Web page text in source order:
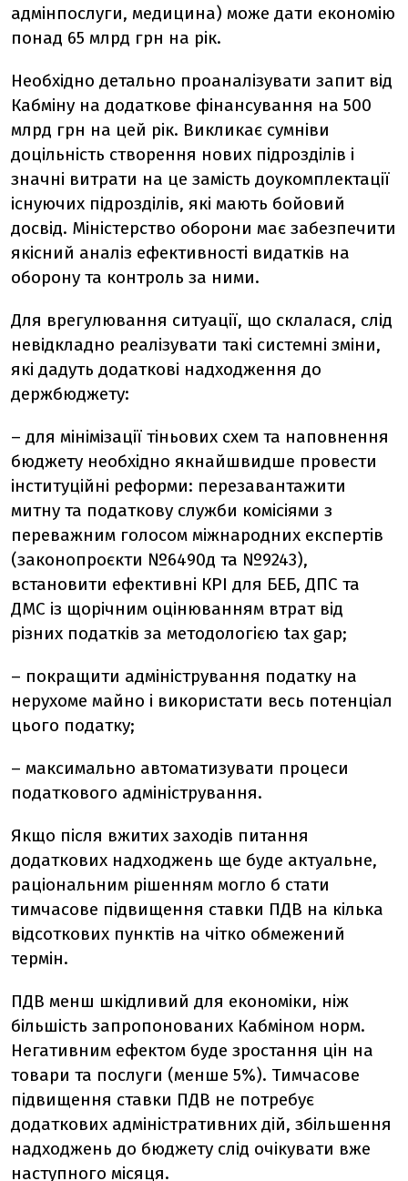
адмінпослуги, медицина) може дати економію
понад 65 млрд грн на рік.
Необхідно детально проаналізувати запит від
Кабміну на додаткове фінансування на 500
млрд грн на цей рік. Викликає сумніви
доцільність створення нових підрозділів і
значні витрати на це замість доукомплектації
існуючих підрозділів, які мають бойовий
досвід. Міністерство оборони має забезпечити
якісний аналіз ефективності видатків на
оборону та контроль за ними.
Для врегулювання ситуації, що склалася, слід
невідкладно реалізувати такі системні зміни,
які дадуть додаткові надходження до
держбюджету:
– для мінімізації тіньових схем та наповнення
бюджету необхідно якнайшвидше провести
інституційні реформи: перезавантажити
митну та податкову служби комісіями з
переважним голосом міжнародних експертів
(законопроєкти №6490д та №9243),
встановити ефективні КРІ для БЕБ, ДПС та
ДМС із щорічним оцінюванням втрат від
різних податків за методологією tax gap;
– покращити адміністрування податку на
нерухоме майно і використати весь потенціал
цього податку;
– максимально автоматизувати процеси
податкового адміністрування.
Якщо після вжитих заходів питання
додаткових надходжень ще буде актуальне,
раціональним рішенням могло б стати
тимчасове підвищення ставки ПДВ на кілька
відсоткових пунктів на чітко обмежений
термін.
ПДВ менш шкідливий для економіки, ніж
більшість запропонованих Кабміном норм.
Негативним ефектом буде зростання цін на
товари та послуги (менше 5%). Тимчасове
підвищення ставки ПДВ не потребує
додаткових адміністративних дій, збільшення
надходжень до бюджету слід очікувати вже
наступного місяця.